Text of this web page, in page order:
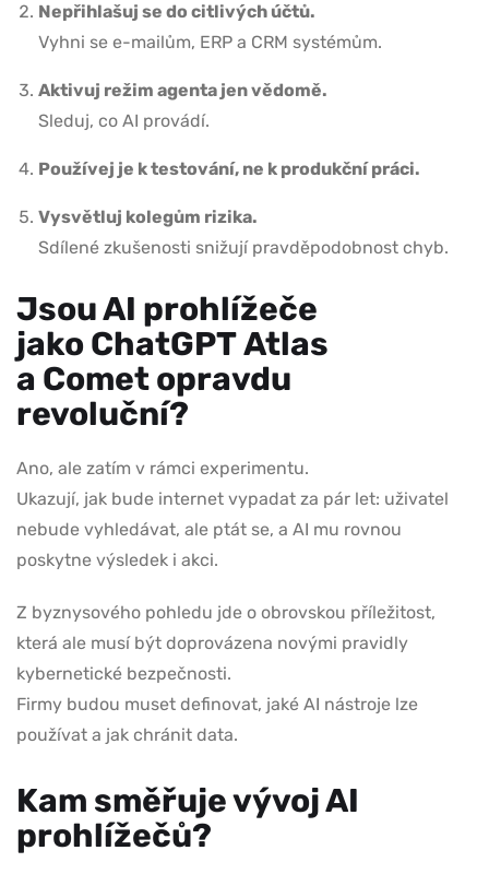
Nepřihlašuj se do citlivých účtů.
Vyhni se e-mailům, ERP a CRM systémům.
Aktivuj režim agenta jen vědomě.
Sleduj, co AI provádí.
Používej je k testování, ne k produkční práci.
Vysvětluj kolegům rizika.
Sdílené zkušenosti snižují pravděpodobnost chyb.
Jsou AI prohlížeče
jako ChatGPT Atlas
a Comet opravdu
revoluční?
Ano, ale zatím v rámci experimentu.
Ukazují, jak bude internet vypadat za pár let: uživatel
nebude vyhledávat, ale ptát se, a AI mu rovnou
poskytne výsledek i akci.
Z byznysového pohledu jde o obrovskou příležitost,
která ale musí být doprovázena novými pravidly
kybernetické bezpečnosti.
Firmy budou muset definovat, jaké AI nástroje lze
používat a jak chránit data.
Kam směřuje vývoj AI
prohlížečů?